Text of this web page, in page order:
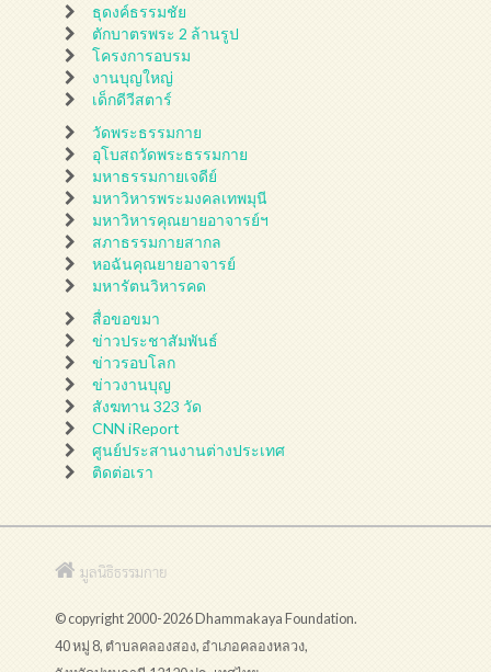
ธุดงค์ธรรมชัย
ตักบาตรพระ 2 ล้านรูป
โครงการอบรม
งานบุญใหญ่
เด็กดีวีสตาร์
วัดพระธรรมกาย
อุโบสถวัดพระธรรมกาย
มหาธรรมกายเจดีย์
มหาวิหารพระมงคลเทพมุนี
มหาวิหารคุณยายอาจารย์ฯ
สภาธรรมกายสากล
หอฉันคุณยายอาจารย์
มหารัตนวิหารคด
สื่อขอขมา
ข่าวประชาสัมพันธ์
ข่าวรอบโลก
ข่าวงานบุญ
สังฆทาน 323 วัด
CNN iReport
ศูนย์ประสานงานต่างประเทศ
ติดต่อเรา
มูลนิธิธรรมกาย
© copyright 2000-2026 Dhammakaya Foundation.
40 หมู่ 8, ตำบลคลองสอง, อำเภอคลองหลวง,